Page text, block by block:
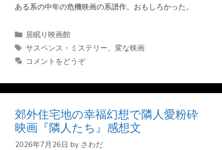
ある系の中年の危機映画の系譜作。おもしろかった。
カ
テ
ゴ
リ
居眠り映画館
タ
グ
サスペンス・ミステリー、 変な映画
コメントをどうぞ
郊外住宅地の幸福幻想で隣人愛粉砕
映画『隣人たち』感想文
2026年7月26日 by さわだ